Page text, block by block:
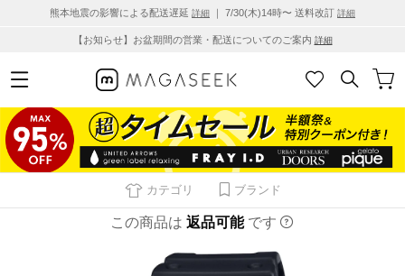
熊本地震の影響による配送遅延 詳細 ｜ 7/30(木)14時〜 送料改訂 詳細
【お知らせ】お盆期間の営業・配送についてのご案内 詳細
カテゴリ ブランド
この商品は 返品可能 です